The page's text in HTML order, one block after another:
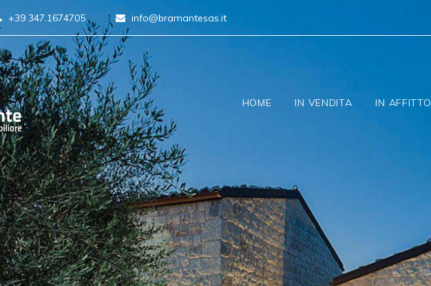
+39 347.1674705 info@bramantesas.it
HOME IN VENDITA IN AFFITTO